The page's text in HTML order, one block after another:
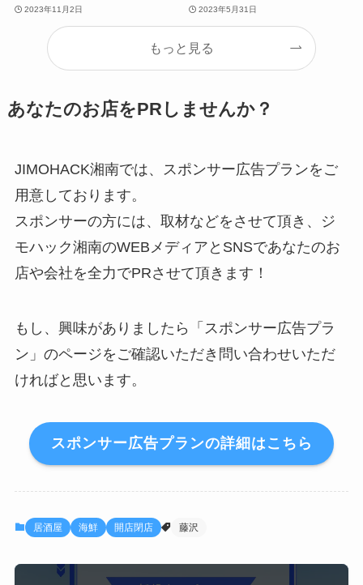
2023年11月2日 2023年5月31日
もっと見る
あなたのお店をPRしませんか？
JIMOHACK湘南では、スポンサー広告プランをご
用意しております。
スポンサーの方には、取材などをさせて頂き、ジ
モハック湘南のWEBメディアとSNSであなたのお
店や会社を全力でPRさせて頂きます！
もし、興味がありましたら「スポンサー広告プラ
ン」のページをご確認いただき問い合わせいただ
ければと思います。
スポンサー広告プランの詳細はこちら
居酒屋 海鮮 開店閉店 藤沢